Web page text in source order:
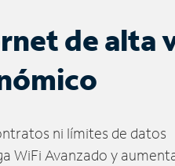
de alta
ni límites de datos
WiFi Avanzado y